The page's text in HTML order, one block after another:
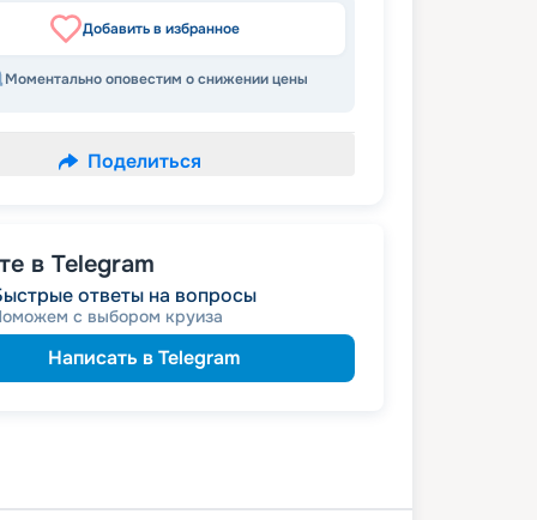
Добавить в избранное
Моментально оповестим о снижении цены
Поделиться
в Telegram
ответы на вопросы
с выбором круиза
Написать в Telegram